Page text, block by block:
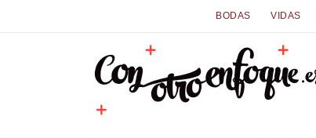
BODAS VIDAS